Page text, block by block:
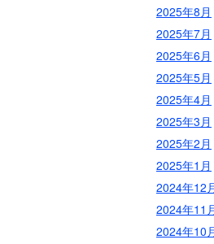
2025年8月
2025年7月
2025年6月
2025年5月
2025年4月
2025年3月
2025年2月
2025年1月
2024年12
2024年11
2024年10